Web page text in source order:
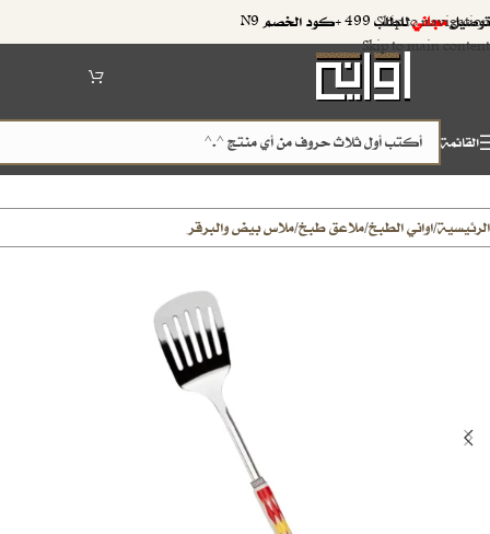
Skip to navigation
Skip to main content
توصيلمجانيللطلب 499 +كود الخصم N9
القائمة
الرئيسية/اواني الطبخ/ملاعق طبخ/ملاس بيض والبرقر